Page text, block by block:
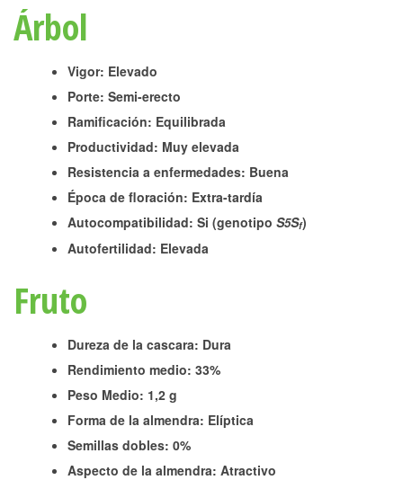
Árbol
Vigor: Elevado
Porte: Semi-erecto
Ramificación: Equilibrada
Productividad: Muy elevada
Resistencia a enfermedades: Buena
Época de floración: Extra-tardía
Autocompatibilidad: Si (genotipo S5Sf)
Autofertilidad: Elevada
Fruto
Dureza de la cascara: Dura
Rendimiento medio: 33%
Peso Medio: 1,2 g
Forma de la almendra: Elíptica
Semillas dobles: 0%
Aspecto de la almendra: Atractivo